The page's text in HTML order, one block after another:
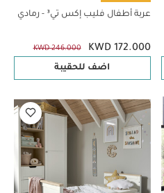
عربة أطفال فليب إكس تي³ - رمادي
KWD 172.000
KWD 246.000
اضف للحقيبة